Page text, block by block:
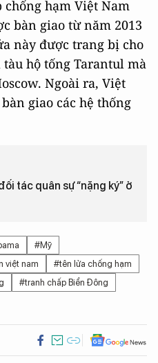
hạm Việt Nam
bàn giao từ năm 2013
này được trang bị cho
tàu hộ tống Tarantul mà
Ngoài ra, Việt
giao các hệ thống
tác quân sự “nặng ký” ở
#Mỹ
việt nam
#tên lửa chống hạm
#tranh chấp Biển Đông